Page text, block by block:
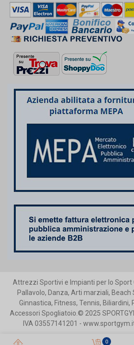
0
Attrezzi Sportivi e Impianti per lo Sport
Pallavolo, Danza, Arti marziali, Beach
Ginnastica, Fitness, Tennis, Biliardini,
Accessori Spogliatoio.© 2025
IVA 03557141201 -